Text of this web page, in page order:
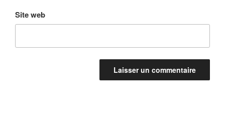
Site web